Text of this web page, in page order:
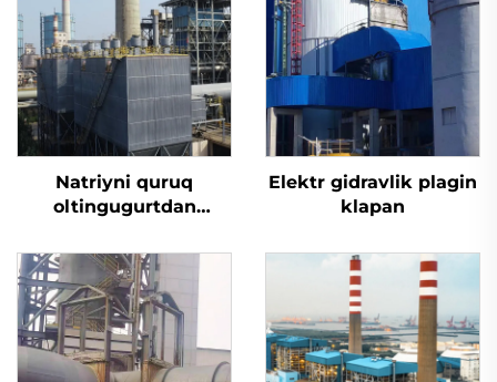
Natriyni quruq
oltingugurtdan
Elektr gidravlik plagin
klapan